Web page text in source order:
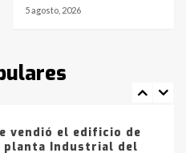
5 agosto, 2026
por
de drogas en la
vendió el edificio de
planta Industrial del